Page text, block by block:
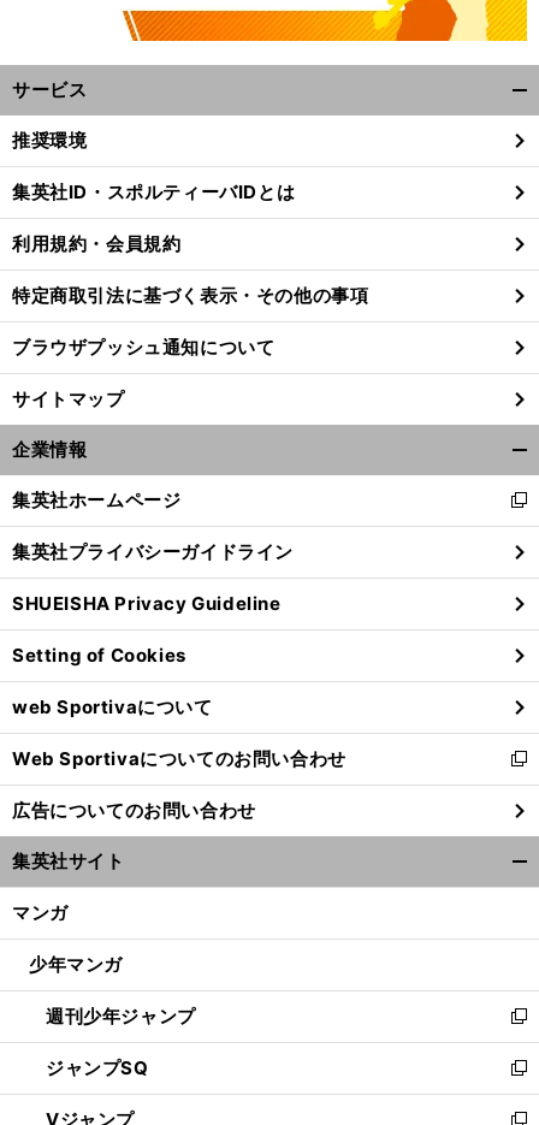
高
前
サービス
閉
る
推奨環境
集英社ID・スポルティーバIDとは
利用規約・会員規約
特定商取引法に基づく表示・その他の事項
ブラウザプッシュ通知について
サイトマップ
企業情報
閉
る
集英社ホームページ
新
し
い
ウ
ィ
ン
ド
ウ
で
開
く
集英社プライバシーガイドライン
SHUEISHA Privacy Guideline
Setting of Cookies
web Sportivaについて
Web Sportivaについてのお問い合わせ
新
し
い
ウ
ィ
ン
ウ
開
く
広告についてのお問い合わせ
集英社サイト
マンガ
少年マンガ
週刊少年ジャンプ
新
し
い
ウ
ジャンプSQ
新
し
Vジャンプ